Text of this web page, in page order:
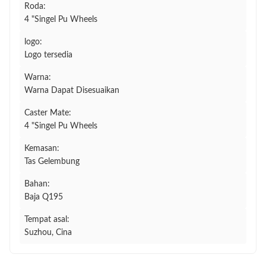
Roda:
4 "Singel Pu Wheels
logo:
Logo tersedia
Warna:
Warna Dapat Disesuaikan
Caster Mate:
4 "Singel Pu Wheels
Kemasan:
Tas Gelembung
Bahan:
Baja Q195
Tempat asal:
Suzhou, Cina